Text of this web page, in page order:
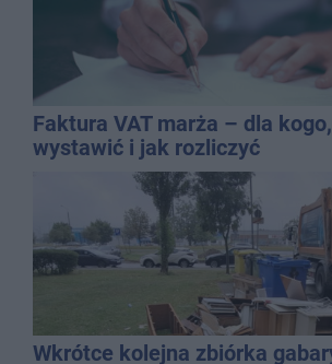
Faktura VAT marża – dla
wystawić i jak rozliczyć
Wkrótce kolejna zbiórka